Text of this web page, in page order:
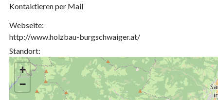
Kontaktieren per Mail
Webseite:
http://www.holzbau-burgschwaiger.at/
Standort:
+
−